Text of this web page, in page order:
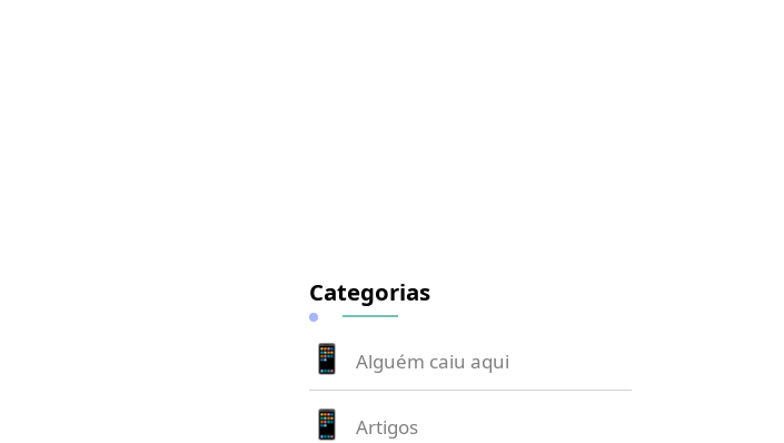
Categorias
Alguém caiu aqui
Artigos